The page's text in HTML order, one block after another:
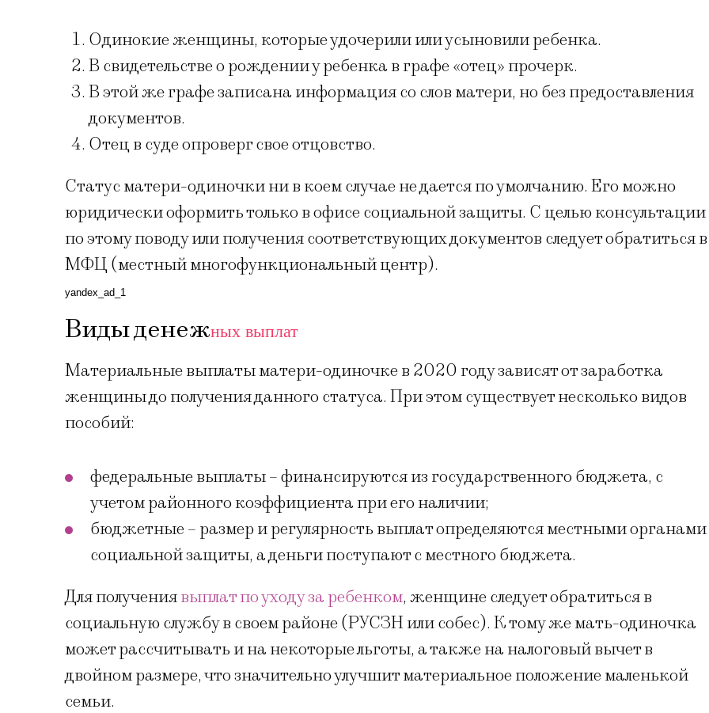
Одинокие женщины, которые удочерили или усыновили ребенка.
В свидетельстве о рождении у ребенка в графе «отец» прочерк.
В этой же графе записана информация со слов матери, но без предоставления
документов.
Отец в суде опроверг свое отцовство.
Статус матери-одиночки ни в коем случае не дается по умолчанию. Его можно
юридически оформить только в офисе социальной защиты. С целью консультации
по этому поводу или получения соответствующих документов следует обратиться в
МФЦ (местный многофункциональный центр).
yandex_ad_1
Виды денежных выплат
Материальные выплаты матери-одиночке в 2020 году зависят от заработка
женщины до получения данного статуса. При этом существует несколько видов
пособий:
федеральные выплаты – финансируются из государственного бюджета, с
учетом районного коэффициента при его наличии;
бюджетные – размер и регулярность выплат определяются местными органами
социальной защиты, а деньги поступают с местного бюджета.
Для получениявыплат по уходу за ребенком, женщине следует обратиться в
социальную службу в своем районе (РУСЗН или собес). К тому же мать-одиночка
может рассчитывать и на некоторые льготы, а также на налоговый вычет в
двойном размере, что значительно улучшит материальное положение маленькой
семьи.